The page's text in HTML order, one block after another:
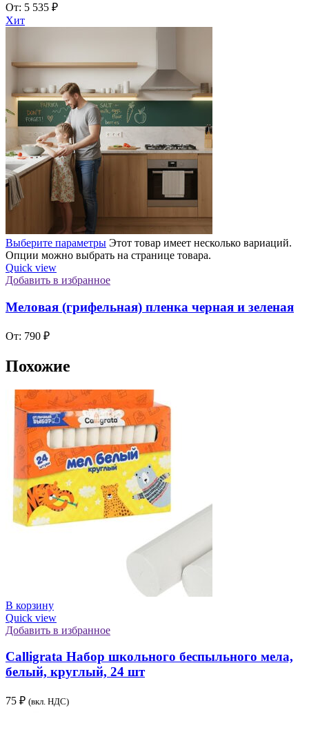
От: 5 535 ₽
Хит
Выберите параметры Этот товар имеет несколько вариаций.
Опции можно выбрать на странице товара.
Quick view
Добавить в избранное
Меловая (грифельная) пленка черная и зеленая
От: 790 ₽
Похожие
В корзину
Quick view
Добавить в избранное
Calligrata Набор школьного беспыльного мела,
белый, круглый, 24 шт
75 ₽ (вкл. НДС)